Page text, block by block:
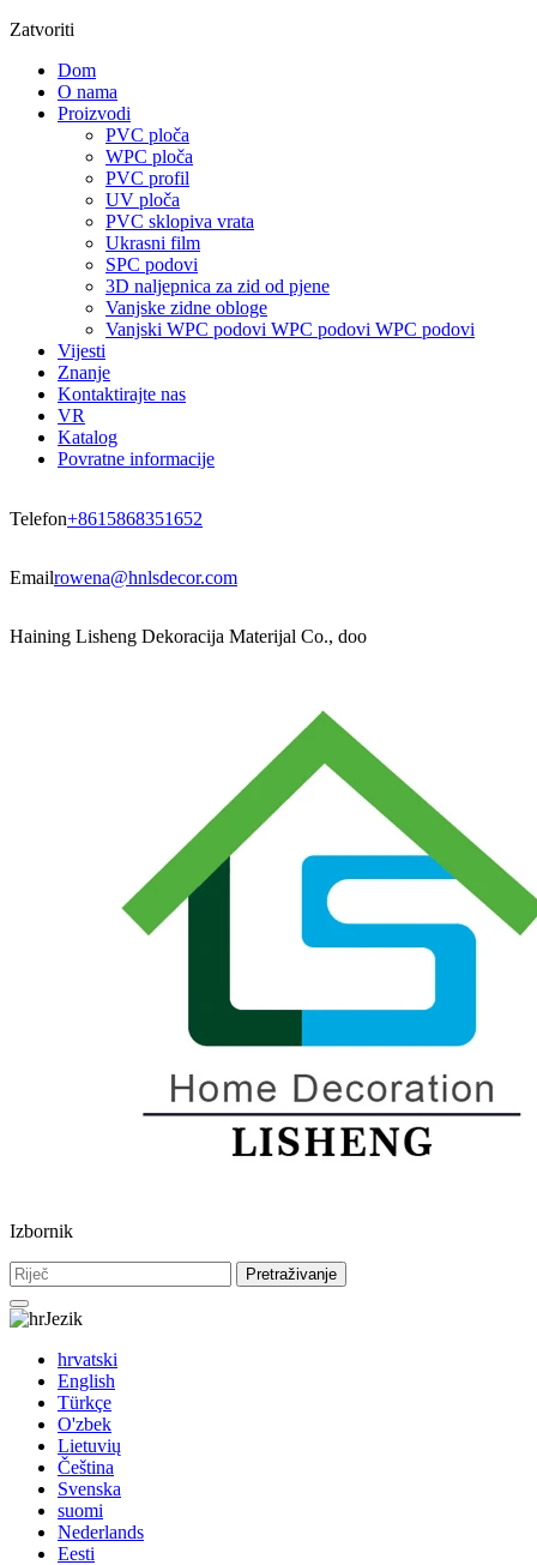
Zatvoriti
Dom
O nama
Proizvodi
PVC ploča
WPC ploča
PVC profil
UV ploča
PVC sklopiva vrata
Ukrasni film
SPC podovi
3D naljepnica za zid od pjene
Vanjske zidne obloge
Vanjski WPC podovi WPC podovi WPC podovi
Vijesti
Znanje
Kontaktirajte nas
VR
Katalog
Povratne informacije
Telefon+8615868351652
Emailrowena@hnlsdecor.com
Haining Lisheng Dekoracija Materijal Co., doo
Izbornik
Pretraživanje
Jezik
hrvatski
English
Türkçe
O'zbek
Lietuvių
Čeština
Svenska
suomi
Nederlands
Eesti